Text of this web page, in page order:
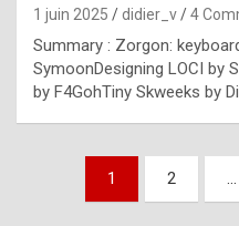
1 juin 2025 didier_v 4
Summary : Zorgon:
SymoonDesigning LOCI by
by F4GohTiny Skweeks by
Pagination
1 2 …